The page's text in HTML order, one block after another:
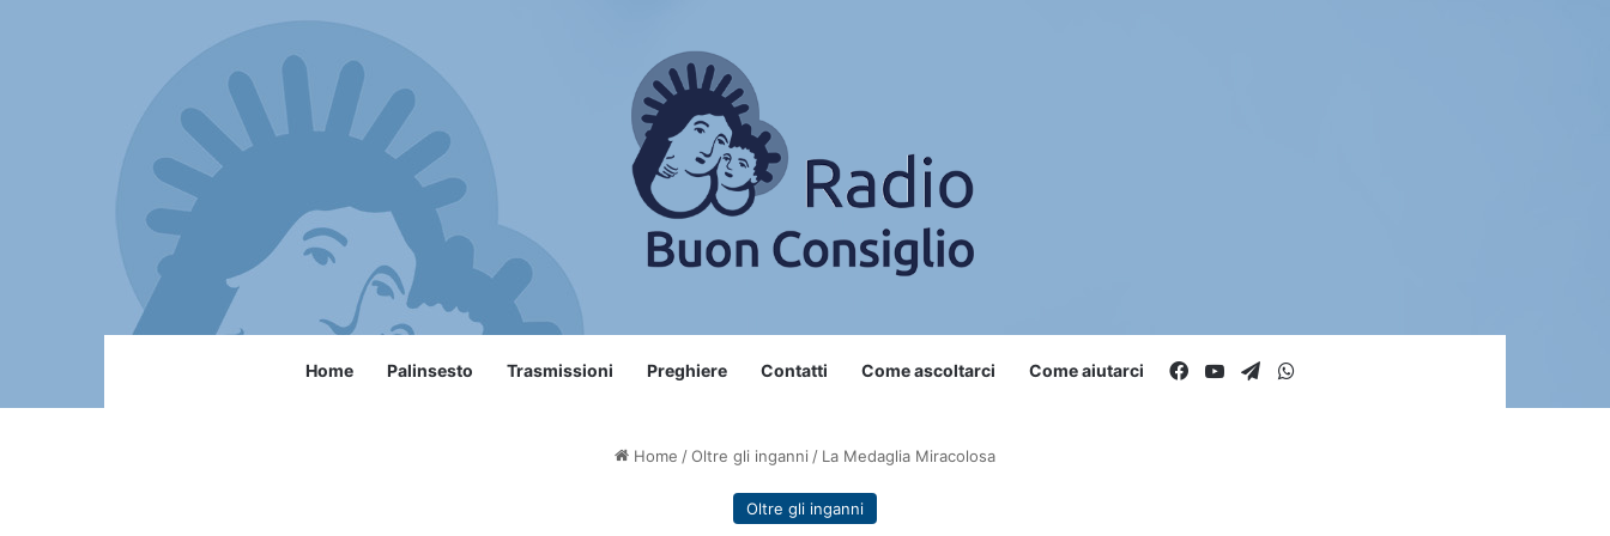
Home Palinsesto Trasmissioni Preghiere Contatti Come ascoltarci Come aiutarci Facebook
You TubeTelegram
Home /Oltre gli inganni / La Medaglia Miracolosa
Oltre gli inganni